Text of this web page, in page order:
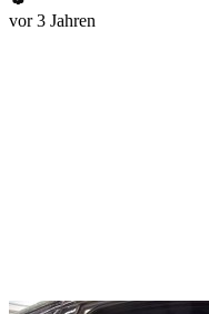
vor 3 Jahren